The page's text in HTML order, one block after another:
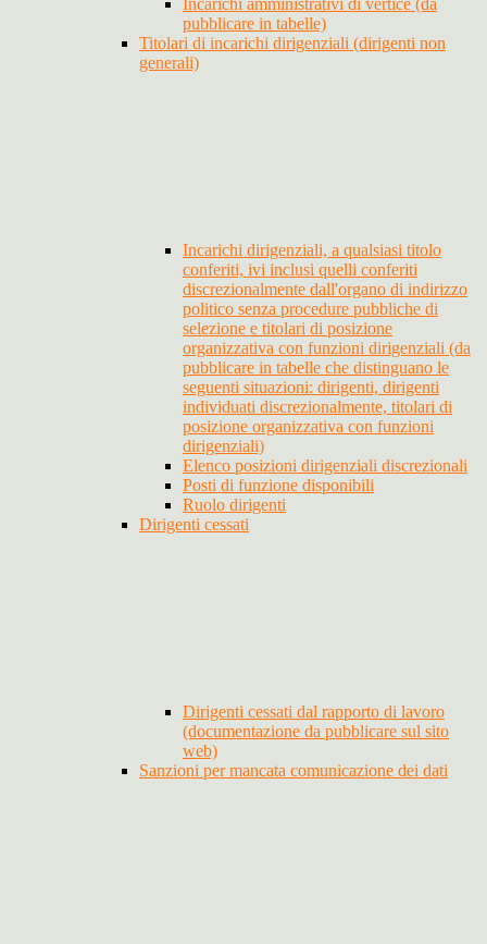
Incarichi amministrativi di vertice (da
pubblicare in tabelle)
Titolari di incarichi dirigenziali (dirigenti non
generali)
Incarichi dirigenziali, a qualsiasi titolo
conferiti, ivi inclusi quelli conferiti
discrezionalmente dall'organo di indirizzo
politico senza procedure pubbliche di
selezione e titolari di posizione
organizzativa con funzioni dirigenziali (da
pubblicare in tabelle che distinguano le
seguenti situazioni: dirigenti, dirigenti
individuati discrezionalmente, titolari di
posizione organizzativa con funzioni
dirigenziali)
Elenco posizioni dirigenziali discrezionali
Posti di funzione disponibili
Ruolo dirigenti
Dirigenti cessati
Dirigenti cessati dal rapporto di lavoro
(documentazione da pubblicare sul sito
web)
Sanzioni per mancata comunicazione dei dati